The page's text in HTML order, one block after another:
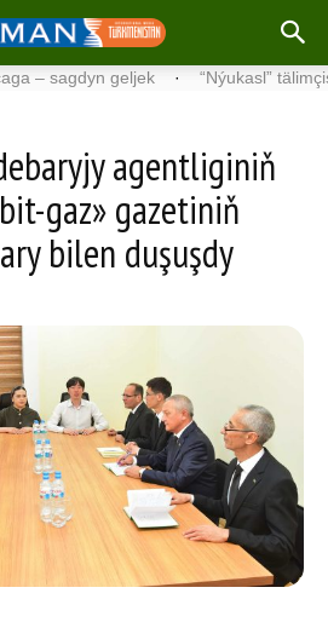
geljek · “Nýukasl” tälimçisini
agentliginiň
gaz» gazetiniň
bilen duşuşdy